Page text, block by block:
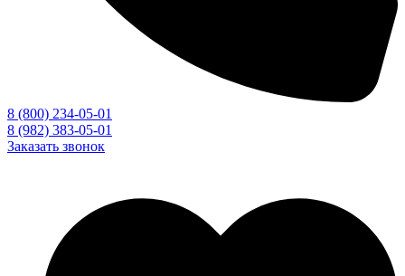
8 (800) 234-05-01
8 (982) 383-05-01
Заказать звонок